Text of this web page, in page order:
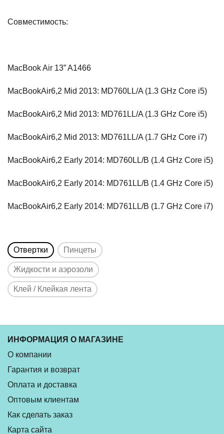
Совместимость:
MacBook Air 13” A1466
MacBookAir6,2 Mid 2013: MD760LL/A (1.3 GHz Core i5)
MacBookAir6,2 Mid 2013: MD761LL/A (1.3 GHz Core i5)
MacBookAir6,2 Mid 2013: MD761LL/A (1.7 GHz Core i7)
MacBookAir6,2 Early 2014: MD760LL/B (1.4 GHz Core i5)
MacBookAir6,2 Early 2014: MD761LL/B (1.4 GHz Core i5)
MacBookAir6,2 Early 2014: MD761LL/B (1.7 GHz Core i7)
Отвертки Пинцеты
Жидкости и аэрозоли
Клей / Клейкая лента
ИНФОРМАЦИЯ О МАГАЗИНЕ
О компании
Гарантия и возврат
Оплата и доставка
Оптовым клиентам
Как сделать заказ
Карта сайта